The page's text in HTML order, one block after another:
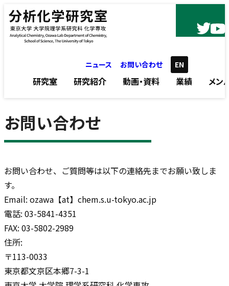
内容をスキップ
ニュース お問い合わせ EN
研究室 研究紹介 動画・資料 業績 メン
お問い合わせ
お問い合わせ、ご質問等は以下の連絡先までお願い致しま
す。
Email: ozawa【at】chem.s.u-tokyo.ac.jp
電話: 03-5841-4351
FAX: 03-5802-2989
住所:
〒113-0033
東京都文京区本郷7-3-1